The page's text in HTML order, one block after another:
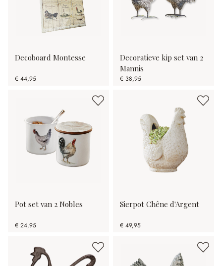
Decoboard Montesse
€ 44,95
Decoratieve kip set van 2
Mannis
€ 38,95
Pot set van 2 Nobles
€ 24,95
Sierpot Chêne d'Argent
€ 49,95